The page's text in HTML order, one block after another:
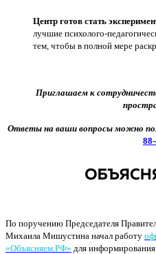
Центр готов стать
лучшие психолого-
тем, чтобы в полной мере
Приглашаем к
Ответы на ваши вопросы можно
По поручению Председателя
Михаила Мишустина начал работу
«Объясняем.РФ» для